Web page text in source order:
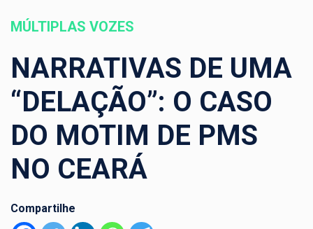
MÚLTIPLAS VOZES
NARRATIVAS DE UMA
“DELAÇÃO”: O CASO
DO MOTIM DE PMS
NO CEARÁ
Compartilhe